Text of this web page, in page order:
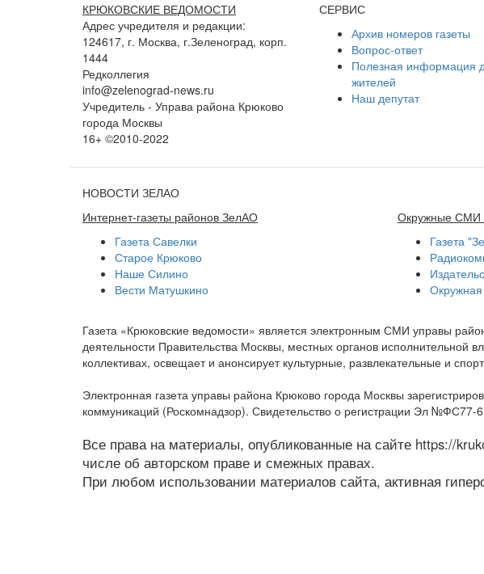
КРЮКОВСКИЕ ВЕДОМОСТИ
Адрес учредителя и редакции:
124617, г. Москва, г.Зеленоград, корп.
1444
Редколлегия
info@zelenograd-news.ru
Учредитель - Управа района Крюково
города Москвы
16+ ©2010-2022
СЕРВИС
Архив номеров газеты
Вопрос-ответ
Полезная информация
жителей
Наш депутат
НОВОСТИ ЗЕЛАО
Интернет-газеты районов ЗелАО
Газета Савелки
Старое Крюково
Наше Силино
Вести Матушкино
Окружные СМИ
Газета
Окружная
Газета «Крюковские ведомости» является электронным СМИ управы
деятельности Правительства Москвы, местных органов исполнительной
коллективах, освещает и анонсирует культурные, развлекательные и
Электронная газета управы района Крюково города Москвы
коммуникаций (Роскомнадзор). Свидетельство о регистрации Эл №ФС77-
Все права на материалы, опубликованные на сайте https://
числе об авторском праве и смежных правах.
При любом использовании материалов сайта, активная